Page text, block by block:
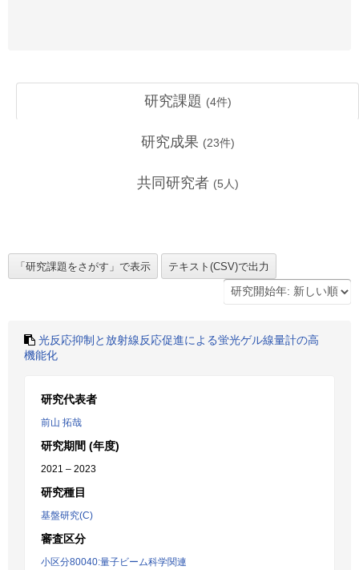
研究課題 (4件)
研究成果 (23件)
共同研究者 (5 人)
光反応抑制と放射線反応促進による蛍光ゲル線量計の高
機能化
研究代表者
前山 拓哉
研究期間 (年度)
2021 – 2023
研究種目
基盤研究(C)
審査区分
小区分80040:量子ビーム科学関連